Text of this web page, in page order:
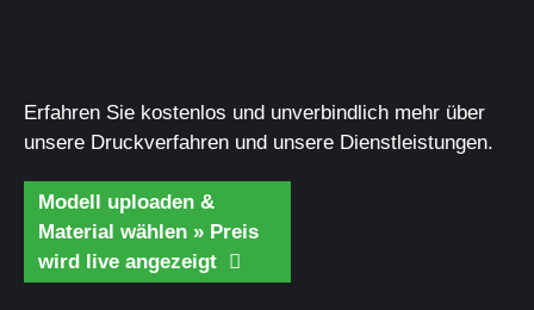
Erfahren Sie kostenlos und unverbindlich mehr über
unsere Druckverfahren und unsere Dienstleistungen.
Modell uploaden &
Material wählen » Preis
wird live angezeigt